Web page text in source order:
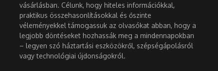
vásárlásban. Célunk, hogy hiteles információkkal,
praktikus összehasonlításokkal és őszinte
véleményekkel támogassuk az olvasókat abban, hogy a
legjobb döntéseket hozhassák meg a mindennapokban
– legyen szó háztartási eszközökről, szépségápolásról
vagy technológiai újdonságokról.